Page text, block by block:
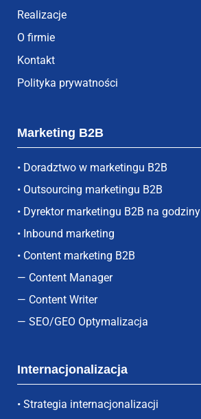
Realizacje
O firmie
Kontakt
Polityka prywatności
Marketing B2B
• Doradztwo w marketingu B2B
• Outsourcing marketingu B2B
• Dyrektor marketingu B2B na godziny
• Inbound marketing
• Content marketing B2B
— Content Manager
— Content Writer
— SEO/GEO Optymalizacja
Internacjonalizacja
• Strategia internacjonalizacji